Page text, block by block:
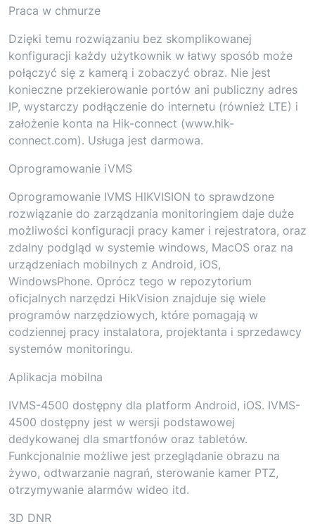
Praca w chmurze
Dzięki temu rozwiązaniu bez skomplikowanej
konfiguracji każdy użytkownik w łatwy sposób może
połączyć się z kamerą i zobaczyć obraz. Nie jest
konieczne przekierowanie portów ani publiczny adres
IP, wystarczy podłączenie do internetu (również LTE) i
założenie konta na Hik-connect (www.hik-
connect.com). Usługa jest darmowa.
Oprogramowanie iVMS
Oprogramowanie IVMS HIKVISION to sprawdzone
rozwiązanie do zarządzania monitoringiem daje duże
możliwości konfiguracji pracy kamer i rejestratora, oraz
zdalny podgląd w systemie windows, MacOS oraz na
urządzeniach mobilnych z Android, iOS,
WindowsPhone. Oprócz tego w repozytorium
oficjalnych narzędzi HikVision znajduje się wiele
programów narzędziowych, które pomagają w
codziennej pracy instalatora, projektanta i sprzedawcy
systemów monitoringu.
Aplikacja mobilna
IVMS-4500 dostępny dla platform Android, iOS. IVMS-
4500 dostępny jest w wersji podstawowej
dedykowanej dla smartfonów oraz tabletów.
Funkcjonalnie możliwe jest przeglądanie obrazu na
żywo, odtwarzanie nagrań, sterowanie kamer PTZ,
otrzymywanie alarmów wideo itd.
3D DNR